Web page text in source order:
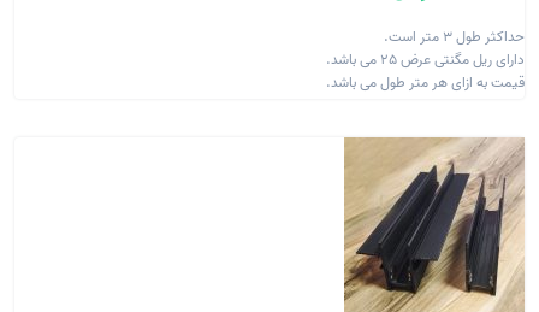
حداکثر طول 3 متر است.
دارای ریل مگنتی عرض 25 می باشد.
قیمت به ازای هر متر طول می باشد.